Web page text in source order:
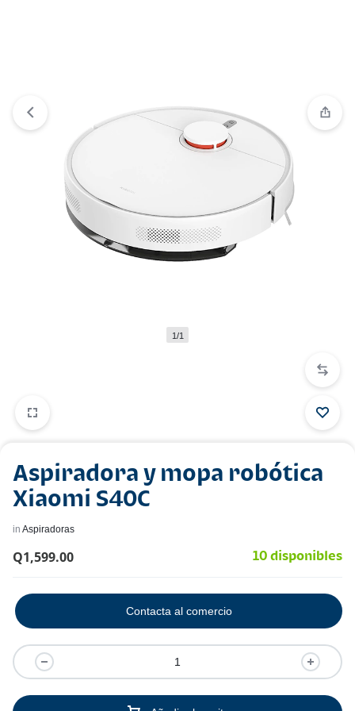
1/1
Aspiradora y mopa robótica
Xiaomi S40C
in Aspiradoras
Q1,599.00 10 disponibles
Contacta al comercio